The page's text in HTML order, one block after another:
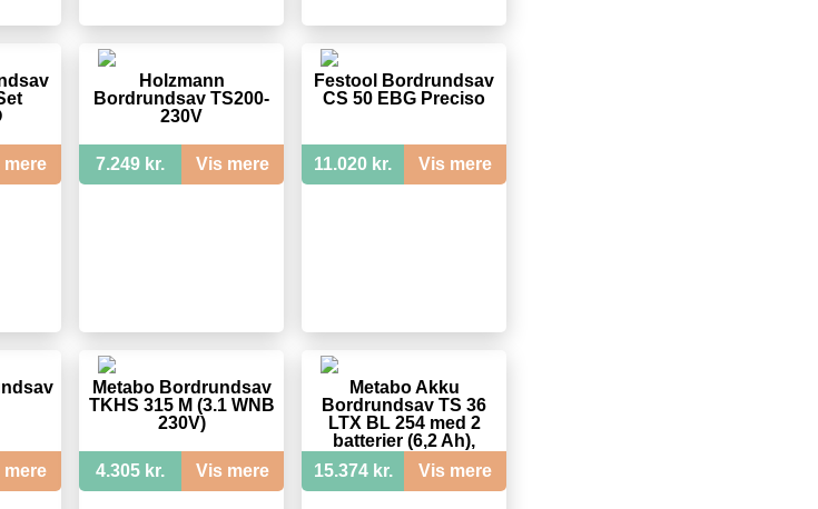
mere
Holzmann
Bordrundsav TS200-
230V
7.249 kr. Vis mere
Festool Bordrundsav
CS 50 EBG Preciso
11.020 kr. Vis mere
mere
Metabo Bordrundsav
TKHS 315 M (3.1 WNB
230V)
4.305 kr. Vis mere
Metabo Akku
Bordrundsav TS 36
LTX BL 254 med 2
batterier (6,2 Ah),
trolleyfunktion
15.374 kr. Vis mere